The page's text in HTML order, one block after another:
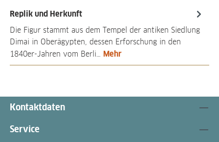
Replik und Herkunft
Die Figur stammt aus dem Tempel der antiken Siedlung
Dimai in Oberägypten, dessen Erforschung in den
1840er-Jahren vom Berli… Mehr
Kontaktdaten
Service